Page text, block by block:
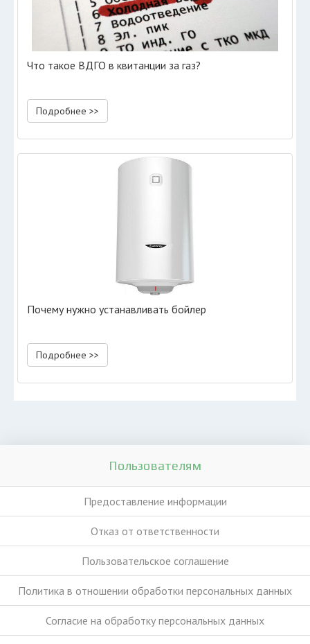
Что такое ВДГО в квитанции за газ?
Подробнее >>
Почему нужно устанавливать бойлер
Подробнее >>
Пользователям
Предоставление информации
Отказ от ответственности
Пользовательское соглашение
Политика в отношении обработки персональных данных
Согласие на обработку персональных данных